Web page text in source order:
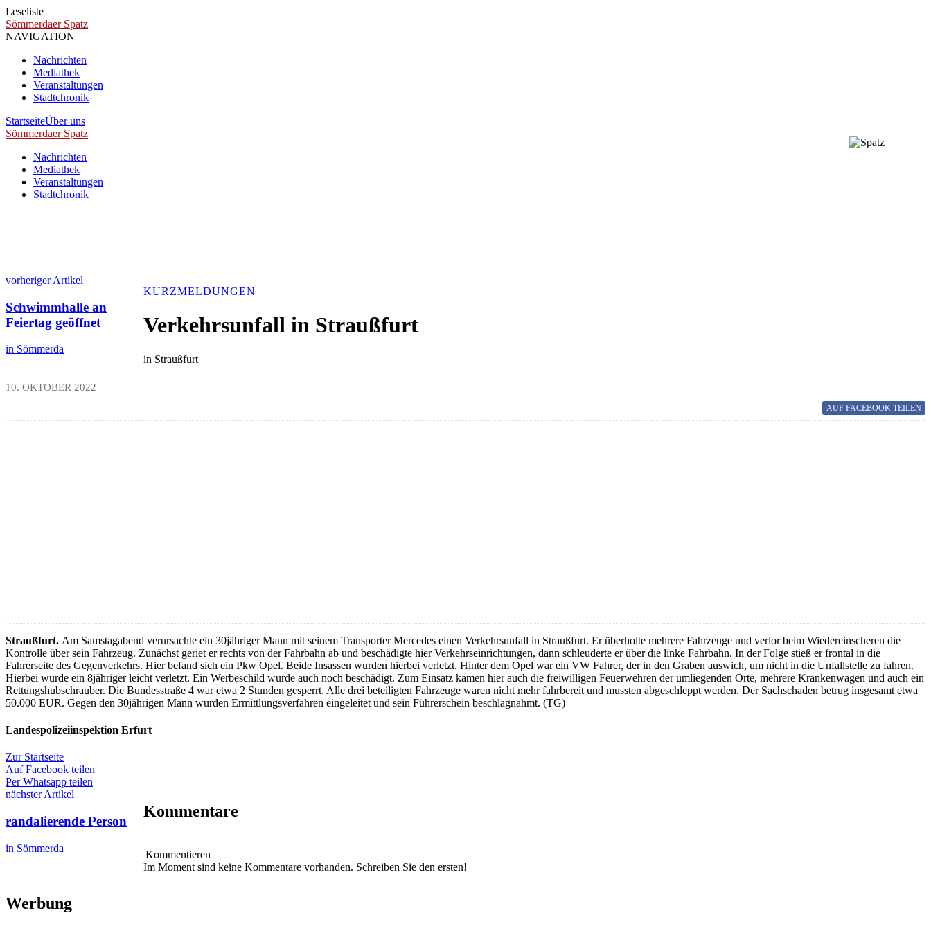
Leseliste
Sömmerdaer Spatz
NAVIGATION
Nachrichten
Mediathek
Veranstaltungen
Stadtchronik
StartseiteÜber uns
Sömmerdaer Spatz
Nachrichten
Mediathek
Veranstaltungen
Stadtchronik
vorheriger Artikel
Schwimmhalle an
Feiertag geöffnet
in Sömmerda
KURZMELDUNGEN
Verkehrsunfall in Straußfurt
in Straußfurt
10. OKTOBER 2022
AUF FACEBOOK TEILEN
Straußfurt. Am Samstagabend verursachte ein 30jähriger Mann mit seinem Transporter Mercedes einen Verkehrsunfall in Straußfurt. Er überholte mehrere Fahrzeuge und verlor beim Wiedereinscheren die
Kontrolle über sein Fahrzeug. Zunächst geriet er rechts von der Fahrbahn ab und beschädigte hier Verkehrseinrichtungen, dann schleuderte er über die linke Fahrbahn. In der Folge stieß er frontal in die
Fahrerseite des Gegenverkehrs. Hier befand sich ein Pkw Opel. Beide Insassen wurden hierbei verletzt. Hinter dem Opel war ein VW Fahrer, der in den Graben auswich, um nicht in die Unfallstelle zu fahren.
Hierbei wurde ein 8jähriger leicht verletzt. Ein Werbeschild wurde auch noch beschädigt. Zum Einsatz kamen hier auch die freiwilligen Feuerwehren der umliegenden Orte, mehrere Krankenwagen und auch ein
Rettungshubschrauber. Die Bundesstraße 4 war etwa 2 Stunden gesperrt. Alle drei beteiligten Fahrzeuge waren nicht mehr fahrbereit und mussten abgeschleppt werden. Der Sachschaden betrug insgesamt etwa
50.000 EUR. Gegen den 30jährigen Mann wurden Ermittlungsverfahren eingeleitet und sein Führerschein beschlagnahmt. (TG)
Landespolizeiinspektion Erfurt
Zur Startseite
Auf Facebook teilen
Per Whatsapp teilen
nächster Artikel
randalierende Person
in Sömmerda
Kommentare
Kommentieren
Im Moment sind keine Kommentare vorhanden. Schreiben Sie den ersten!
Werbung